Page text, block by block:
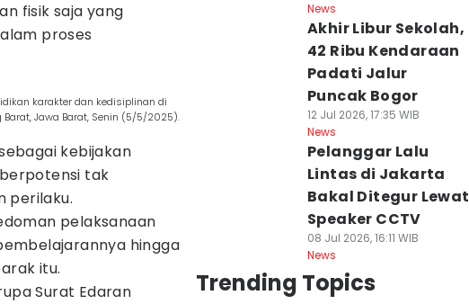
fisik saja yang
proses
karakter dan kedisiplinan di
Barat, Jawa Barat, Senin (5/5/2025).
kebijakan
tak
perilaku.
pelaksanaan
hingga
itu.
Surat Edaran
News
Akhir Libur Sekolah,
42 Ribu Kendaraan
Padati Jalur
Puncak Bogor
12 Jul 2026, 17:35 WIB
News
Pelanggar Lalu
Lintas di Jakarta
Bakal Ditegur Lewat
Speaker CCTV
08 Jul 2026, 16:11 WIB
News
Trending Topics